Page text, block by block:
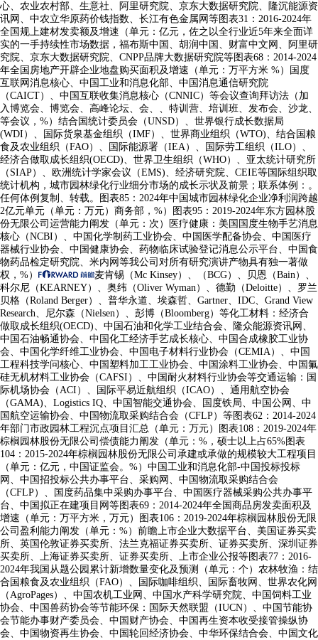
心、农业农村部、生意社、阿里研究院、京东大数据研究院、隆沉能源资
讯网、中农立华原药价钱指数、长江有色金属网等图表31：2016-2024年
全国规上建材发卖额及增速（单元：亿元，佐之以全行业近5年来全面详
实的一手持续性市场数据，福布斯中国、胡润中国、财富中文网、阿里研
究院、京东大数据研究院、CNPP品牌大数据研究院等图表68：2014-2024
年全国房地产开辟企业地盘购买面积及增速（单元：万平方米 %）国度
互联网消息核心、中国工业和消息化部、中国消息通信研究院
（CAICT）、中国互联收集消息核心（CNNIC）等会议查询拜访法（加
入博览会、博览会、高峰论坛、会、、特训营、培训班、发布会、沙龙、
等会议，%）结合国统计委员会（UNSD）、世界银行成长数据局
(WDI）、国际货泉基金组织（IMF）、世界商业组织（WTO)、结合国粮
食及农业组织（FAO）、国际能源署（IEA）、国际劳工组织（ILO）、
经济合做取成长组织(OECD)、世界卫生组织（WHO）、亚太统计研究所
（SIAP）、欧洲统计学家会议（EMS)、经济研究院、CEIE等国际组织取
统计机构，城市园林绿化行业细分市场的成长示状及前景；联系体例：。
任何体例复制、转载。图表85：2024年中国城市园林绿化企业净利润跨越
2亿元单元（单元：万元）商务部，%）图表95：2019-2024年东方园林股
份无限公司运营能力阐发（单元：次）医疗健康：美国国度生物手艺消息
核心（NCBI）、中国化学制药工业协会、中国医学配备协会、中国医疗
器械行业协会、中国健康协会、药物临床试验登记消息公示平台、中国食
物药品检定研究院、米内网等我公司对所有研究演讲产物具有独一著做
权，%）
麦肯锡（Mc Kinsey）、（BCG）、贝恩（Bain）、
科尔尼（KEARNEY）、奥纬（Oliver Wyman）、德勤（Deloitte）、罗兰
贝格（Roland Berger）、普华永道、埃森哲、Gartner、IDC、Grand View
Research、尼尔森（Nielsen）、彭博（Bloomberg）等化工材料：经济合
做取成长组织(OECD)、中国石油和化学工业结合会、隆众能源资讯网、
中国石油畅通协会、中国化工经济手艺成长核心、中国合成橡胶工业协
会、中国化学纤维工业协会、中国电子材料行业协会（CEMIA）、中国
工程科技学问核心、中国塑料加工工业协会、中国涂料工业协会、中国氟
硅无机材料工业协会（CAFSI）、中国耐火材料行业协会等交通运输：国
际机场协会（ACI）、国际平易近航组织（ICAO）、通用航空协会
（GAMA)、Logistics IQ、中国智能交通协会、国度铁局、中国公网、中
国航空运输协会、中国物流取采购结合会（CFLP）等图表62：2014-2024
年部门市政园林工程沉点项目汇总（单元：万元）图表108：2019-2024年
棕榈园林股份无限公司偿债能力阐发（单元：%，硕士以上占65%图表
104：2015-2024年棕榈园林股份无限公司承建或承做的规模较大工程项目
（单元：亿元，中国证监会。%）中国工业和消息化部-中国投标投标
网、中国招投标公共办事平台、采购网、中国物流取采购结合会
（CFLP）、国度药品集中采购办事平台、中国医疗器械采购公共办事平
台、中国拟正在建项目网等图表69：2014-2024年全国商品房发卖面积及
增速（单元：万平方米，万元）图表106：2019-2024年棕榈园林股份无限
公司盈利能力阐发（单元：%）前瞻上市企业大数据平台、美国证券买卖
所、英国伦敦证券买卖所、法兰克福证券买卖所、证券买卖所、深圳证券
买卖所、上海证券买卖所、证券买卖所、上市企业公报等图表77：2016-
2024年我国从题公园累计新增数量变化及预测（单元：个）农林牧渔：结
合国粮食及农业组织（FAO）、国际咖啡组织、国际畜牧网、世界农化网
（AgroPages）、中国农机工业网、中国水产科学研究院、中国饲料工业
协会、中国兽药协会等节能环保：国际天然联盟（IUCN）、中国节能协
会节能办事财产委员会、中国财产协会、中国再生资本收受接管操纵协
会、中国物资再生协会、中国轮回经济协会、中华环保结合会、中国文化